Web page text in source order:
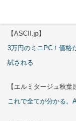
【ASCII.jp】
3万円のミニPC！価格
試される
【エルミタージュ秋葉
これで全てが分かる。